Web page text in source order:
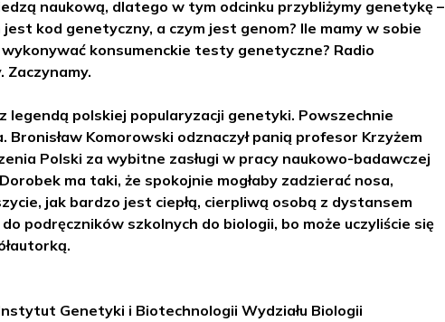
naukową, dlatego w tym odcinku przybliżymy genetykę –
kod genetyczny, a czym jest genom? Ile mamy w sobie
konsumenckie testy genetyczne? Radio
Zaczynamy.
legendą polskiej popularyzacji genetyki. Powszechnie
Bronisław Komorowski odznaczył panią profesor Krzyżem
Polski za wybitne zasługi w pracy naukowo-badawczej
ma taki, że spokojnie mogłaby zadzierać nosa,
jak bardzo jest ciepłą, cierpliwą osobą z dystansem
podręczników szkolnych do biologii, bo może uczyliście się
Genetyki i Biotechnologii Wydziału Biologii